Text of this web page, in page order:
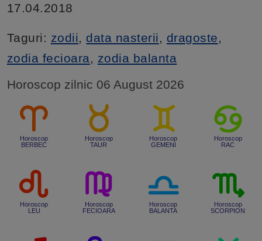
17.04.2018
Taguri: zodii, data nasterii, dragoste,
zodia fecioara, zodia balanta
Horoscop zilnic 06 August 2026
Horoscop
BERBEC
Horoscop
TAUR
Horoscop
GEMENI
Horoscop
RAC
Horoscop
LEU
Horoscop
FECIOARA
Horoscop
BALANTA
Horoscop
SCORPION